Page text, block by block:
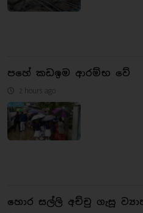
පහේ කඩඉම ආරම්භ වේ
2 hours ago
හොර සල්ලි අච්චු ගැසූ